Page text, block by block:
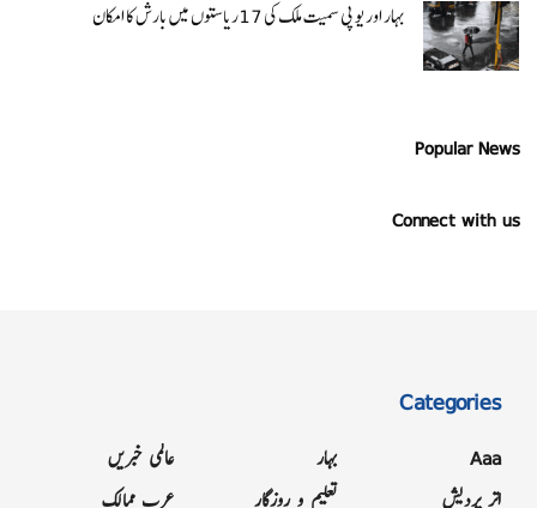
بہار اور یو پی سمیت ملک کی 17ریاستوں میں بارش کا امکان
Popular News
Connect with us
Categories
Aaa
اتر پردیش
بہار
تعلیم و روزگار
عالمی خبریں
عرب ممالک